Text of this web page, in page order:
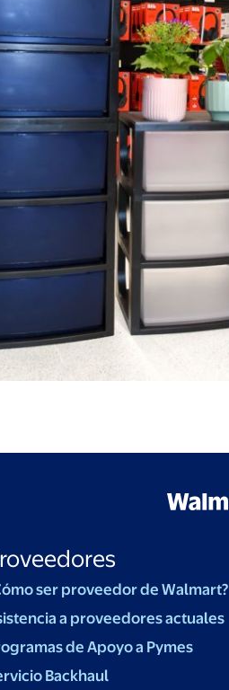
ser proveedor de Walmart?
a proveedores actuales
de Apoyo a Pymes
Backhaul